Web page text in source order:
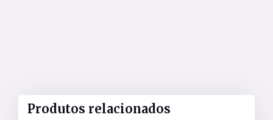
Produtos relacionados